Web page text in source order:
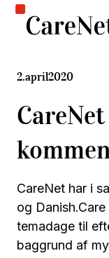
2.april2020
CareNet har i
og
temadage til
baggrund af